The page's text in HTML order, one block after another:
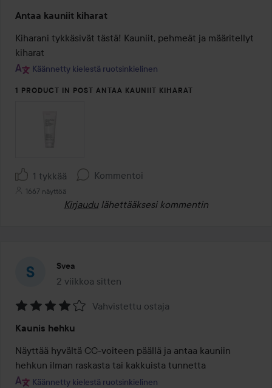
5
/
5
Antaa kauniit kiharat
Kiharani tykkäsivät tästä! Kauniit, pehmeät ja määritellyt
kiharat
Käännetty kielestä ruotsinkielinen
1 PRODUCT IN POST ANTAA KAUNIIT KIHARAT
1 tykkää Kommentoi
1667 näyttöä
Kirjaudu lähettääksesi kommentin
Svea
2 viikkoa sitten
Viesti luotiin 2 viikkoa sitten
4
/
5
Vahvistettu ostaja
Kaunis hehku
Näyttää hyvältä CC-voiteen päällä ja antaa kauniin
hehkun ilman raskasta tai kakkuista tunnetta
Käännetty kielestä ruotsinkielinen